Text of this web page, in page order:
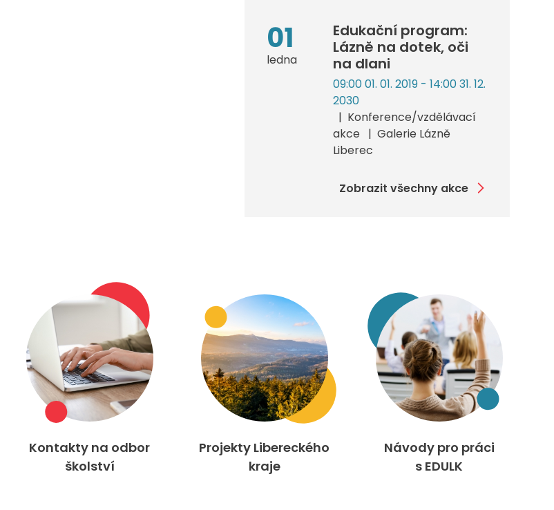
01
ledna
Edukační program:
Lázně na dotek, oči
na dlani
09:00 01. 01. 2019 - 14:00 31. 12.
2030
Konference/vzdělávací
akce
Galerie Lázně
Liberec
Zobrazit všechny akce
Kontakty na odbor
školství
Projekty Libereckého
kraje
Návody pro práci
s EDULK